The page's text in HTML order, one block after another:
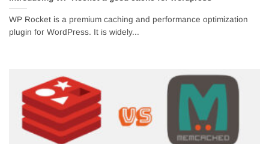
WP Rocket is a premium caching and performance optimization
plugin for WordPress. It is widely...